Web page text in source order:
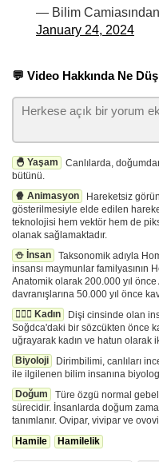
— Bilim
January 24, 2024
💬 Video Hakkında Ne
🐣 Yaşam
Canlılarda,
bütünü.
🍿 Animasyon
Hareketsiz
gösterilmesiyle elde edilen
teknolojisi hem vektör hem de
olanak sağlamaktadır.
⛄️ İnsan
Taksonomik adıyla
insansı maymunlar familyasının
Anatomik olarak 200.000 yıl önce
davranışlarına 50.000 yıl önce
🙋🏻‍♀️ Kadın
Dişi cinsinde olan
Soğdca'daki bir sözcükten önce
uğrayarak kadın ve hatun olarak
Biyoloji
Dirimbilimi, canlıları
ile ilgilenen bilim insanına
Doğum
Türe özgü normal
sürecidir. İnsanlarda doğum
tanımlanır. Ovipar, vivipar ve
Hamile
Hamilelik